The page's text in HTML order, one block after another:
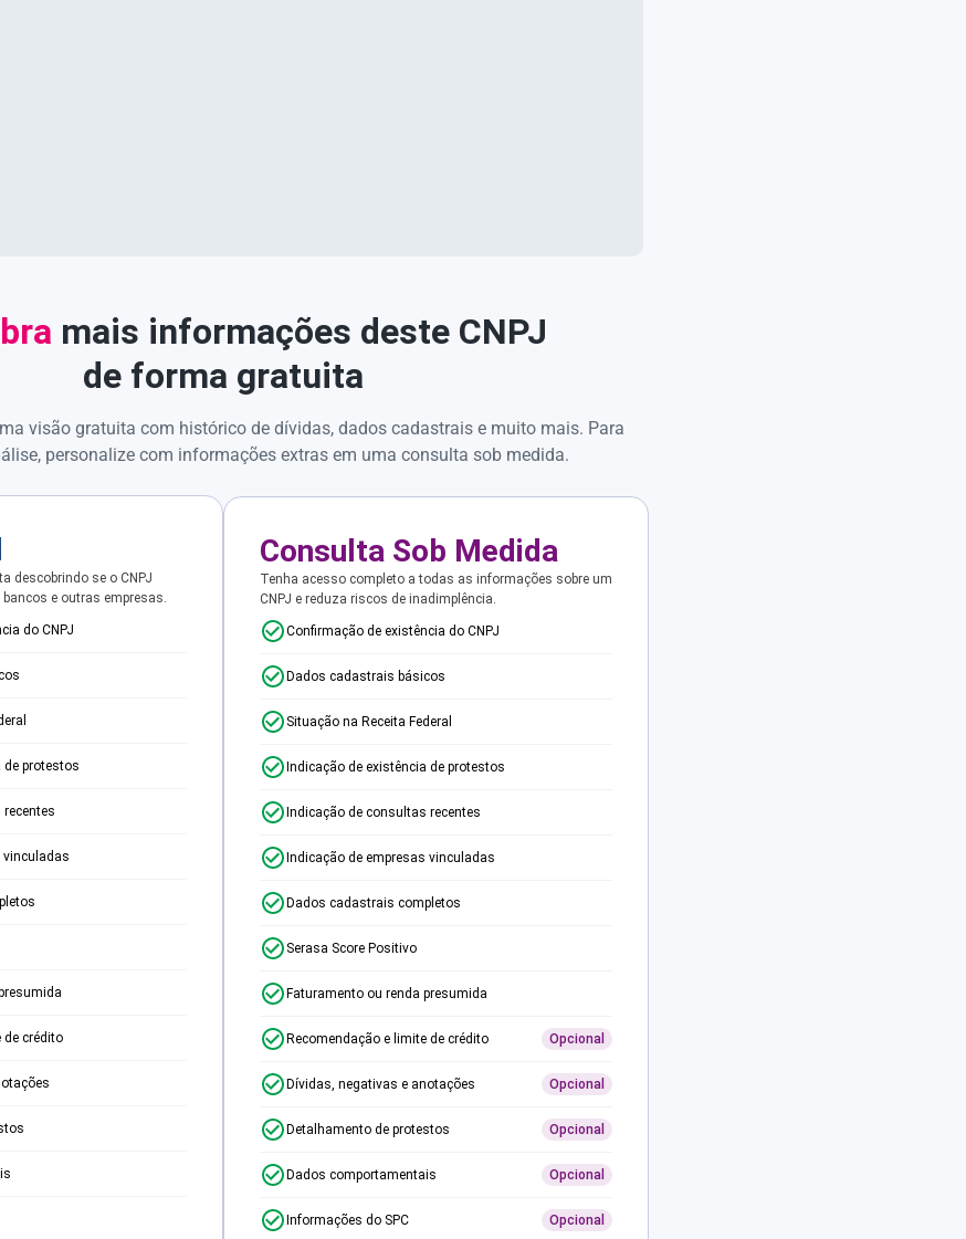
mais informações deste CNPJ
de forma gratuita
visão gratuita com histórico de dívidas, dados cadastrais e muito mais. Para
personalize com informações extras em uma consulta sob medida.
descobrindo se o CNPJ
e outras empresas.
do CNPJ
de protestos
vinculadas
de crédito
Consulta Sob Medida
Tenha acesso completo a todas as informações sobre um
CNPJ e reduza riscos de inadimplência.
Confirmação de existência do CNPJ
Dados cadastrais básicos
Situação na Receita Federal
Indicação de existência de protestos
Indicação de consultas recentes
Indicação de empresas vinculadas
Dados cadastrais completos
Serasa Score Positivo
Faturamento ou renda presumida
Recomendação e limite de crédito Opcional
Dívidas, negativas e anotações Opcional
Detalhamento de protestos Opcional
Dados comportamentais Opcional
Informações do SPC Opcional